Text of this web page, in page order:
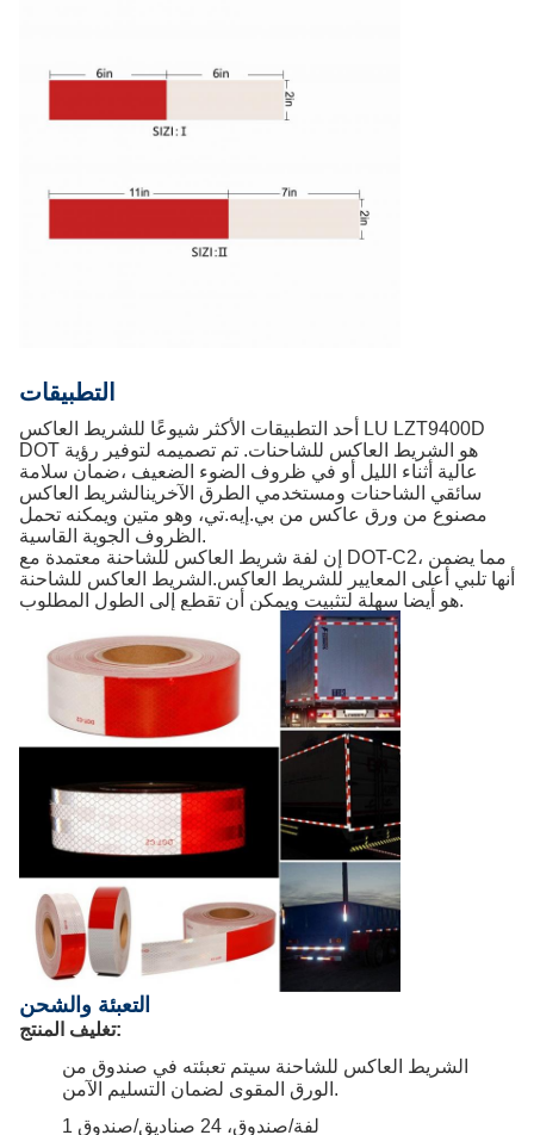
التطبيقات
أحد التطبيقات الأكثر شيوعًا للشريط العاكس LU LZT9400D
DOT هو الشريط العاكس للشاحنات. تم تصميمه لتوفير رؤية
عالية أثناء الليل أو في ظروف الضوء الضعيف ،ضمان سلامة
سائقي الشاحنات ومستخدمي الطرق الآخرينالشريط العاكس
مصنوع من ورق عاكس من بي.إيه.تي، وهو متين ويمكنه تحمل
الظروف الجوية القاسية.
إن لفة شريط العاكس للشاحنة معتمدة مع DOT-C2، مما يضمن
أنها تلبي أعلى المعايير للشريط العاكس.الشريط العاكس للشاحنة
هو أيضا سهلة لتثبيت ويمكن أن تقطع إلى الطول المطلوب.
التعبئة والشحن
تغليف المنتج:
الشريط العاكس للشاحنة سيتم تعبئته في صندوق من
الورق المقوى لضمان التسليم الآمن.
1 لفة/صندوق، 24 صناديق/صندوق